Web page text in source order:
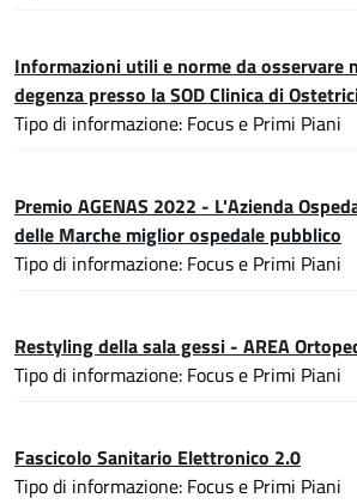
Informazioni utili e norme da osservare
degenza presso la SOD Clinica di
Tipo di informazione: Focus e Primi Piani
Premio AGENAS 2022 - L'Azienda
delle Marche miglior ospedale pubblico
Tipo di informazione: Focus e Primi Piani
Restyling della sala gessi - AREA
Tipo di informazione: Focus e Primi Piani
Fascicolo Sanitario Elettronico 2.0
Tipo di informazione: Focus e Primi Piani